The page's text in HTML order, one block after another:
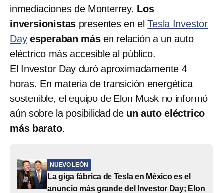
inmediaciones de Monterrey. Los
inversionistas presentes en elTesla Investor
Day esperaban másen relación a un auto
eléctrico más accesible al público.
El Investor Day duró aproximadamente 4
horas. En materia de transición energética
sostenible, el equipo de Elon Musk no informó
aún sobre la posibilidad de un auto eléctrico
más barato.
NUEVO LEÓN
La giga fábrica de Tesla en México es el
anuncio más grande del Investor Day; Elon